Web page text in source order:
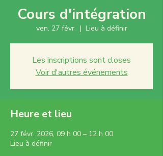
Cours d'intégration
ven. 27 févr.
  |
Lieu à définir
Les inscriptions sont closes
Voir d'autres événements
Heure et lieu
27 févr. 2026, 09 h 00 – 12 h 00
Lieu à définir